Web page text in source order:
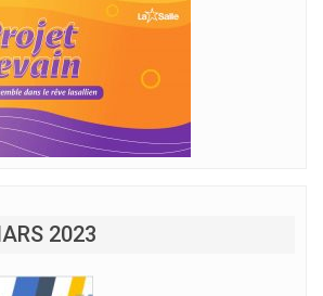
2023